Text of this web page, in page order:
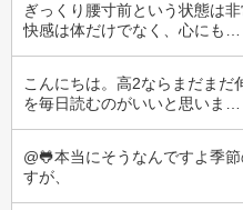
ぎっくり腰寸前という状態は
快感は体だけでなく、心にも…
こんにちは。高2ならまだまだ
を毎日読むのがいいと思いま…
@🐸本当にそうなんですよ季
すが、